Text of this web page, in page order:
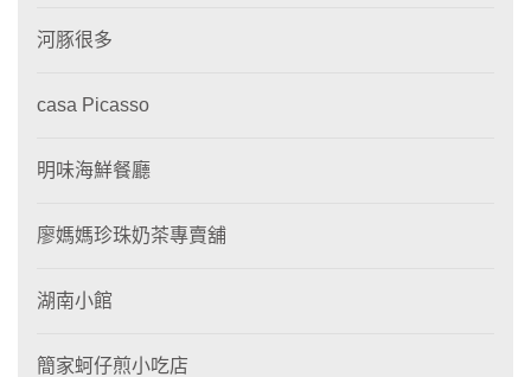
河豚很多
casa Picasso
明味海鮮餐廳
廖媽媽珍珠奶茶專賣舖
湖南小館
簡家蚵仔煎小吃店